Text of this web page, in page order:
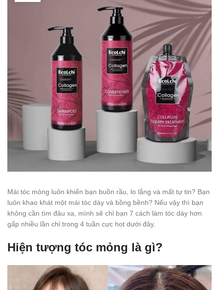
Mái tóc mỏng luôn khiến bạn buồn rầu, lo lắng và mất tự tin? Bạn
luôn khao khát một mái tóc dày và bồng bềnh? Nếu vậy thì bạn
không cần tìm đâu xa, mình sẽ chỉ bạn 7 cách làm tóc dày hơn
gấp nhiều lần chỉ trong 4 tuần cực hot dưới đây.
Hiện tượng tóc mỏng là gì?